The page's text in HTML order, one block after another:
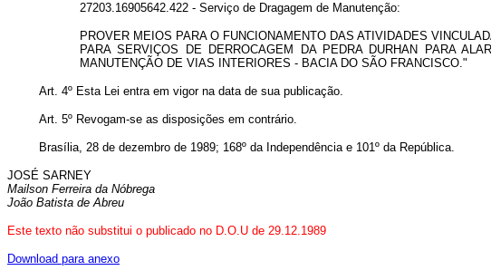
27203.16905642.422 - Serviço de Dragagem de Manutenção:
PROVER MEIOS PARA O FUNCIONAMENTO DAS ATIVIDADES
PARA SERVIÇOS DE DERROCAGEM DA PEDRA DURHAN PARA
MANUTENÇÃO DE VIAS INTERIORES - BACIA DO SÃO FRANCISCO."
Art. 4º Esta Lei entra em vigor na data de sua publicação.
Art. 5º Revogam-se as disposições em contrário.
Brasília, 28 de dezembro de 1989; 168º da Independência e 101º da República.
JOSÉ SARNEY
Mailson Ferreira da Nóbrega
João Batista de Abreu
Este texto não substitui o publicado no D.O.U de 29.12.1989
Download para anexo